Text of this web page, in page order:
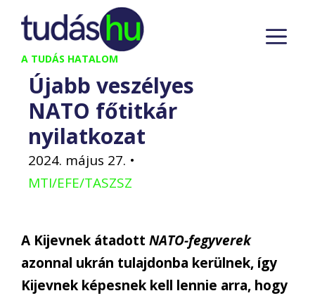
Kilépés
tartalomba
A TUDÁS HATALOM
Újabb veszélyes
NATO főtitkár
nyilatkozat
2024. május 27. •
MTI/EFE/TASZSZ
A Kijevnek átadott NATO-fegyverek
azonnal ukrán tulajdonba kerülnek, így
Kijevnek képesnek kell lennie arra, hogy